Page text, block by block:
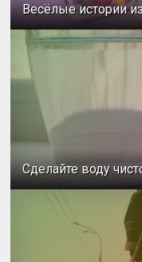
Весёлые истории
Сделайте воду